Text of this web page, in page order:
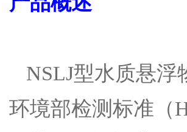
NSLJ型水质悬浮
环境部检测标准（